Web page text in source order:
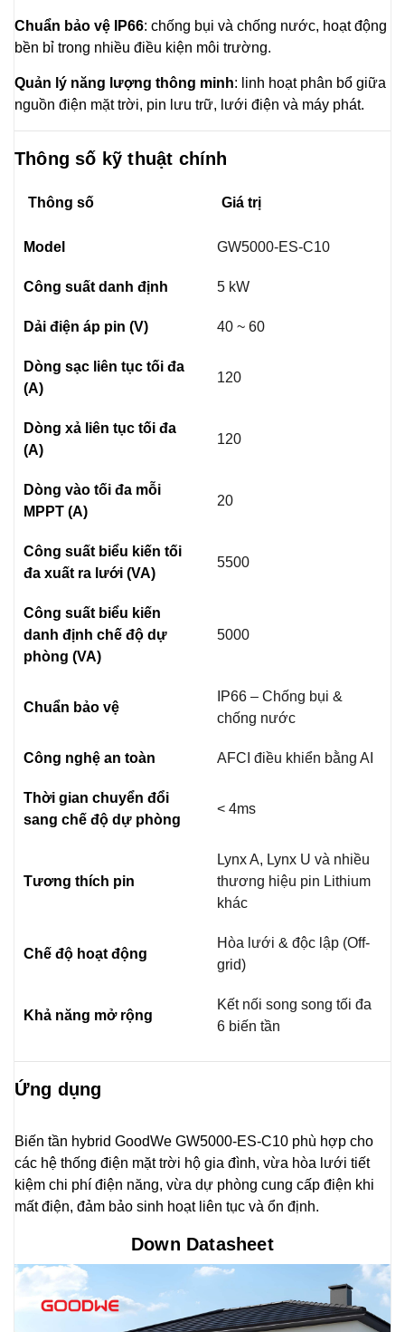
Chuẩn bảo vệ IP66: chống bụi và chống nước, hoạt động
bền bỉ trong nhiều điều kiện môi trường.
Quản lý năng lượng thông minh: linh hoạt phân bổ giữa
nguồn điện mặt trời, pin lưu trữ, lưới điện và máy phát.
Thông số kỹ thuật chính
Thông số Giá trị
Model GW5000-ES-C10
Công suất danh định 5 kW
Dải điện áp pin (V) 40 ~ 60
Dòng sạc liên tục tối đa
(A)
120
Dòng xả liên tục tối đa
(A)
120
Dòng vào tối đa mỗi
MPPT (A)
20
Công suất biểu kiến tối
đa xuất ra lưới (VA)
5500
Công suất biểu kiến
danh định chế độ dự
phòng (VA)
5000
Chuẩn bảo vệ
IP66 – Chống bụi &
chống nước
Công nghệ an toàn AFCI điều khiển bằng AI
Thời gian chuyển đổi
sang chế độ dự phòng
< 4ms
Tương thích pin
Lynx A, Lynx U và nhiều
thương hiệu pin Lithium
khác
Chế độ hoạt động
Hòa lưới & độc lập (Off-
grid)
Khả năng mở rộng
Kết nối song song tối đa
6 biến tần
Ứng dụng
Biến tần hybrid GoodWe GW5000-ES-C10 phù hợp cho
các hệ thống điện mặt trời hộ gia đình, vừa hòa lưới tiết
kiệm chi phí điện năng, vừa dự phòng cung cấp điện khi
mất điện, đảm bảo sinh hoạt liên tục và ổn định.
Down Datasheet